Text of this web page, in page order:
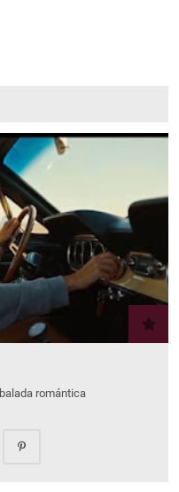
romántica